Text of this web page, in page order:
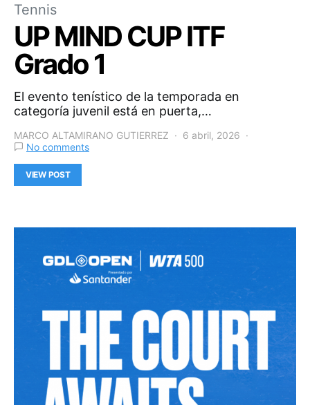
Tennis
UP MIND CUP ITF
Grado 1
El evento tenístico de la temporada en
categoría juvenil está en puerta,…
MARCO ALTAMIRANO GUTIERREZ
6 abril, 2026
No comments
VIEW POST